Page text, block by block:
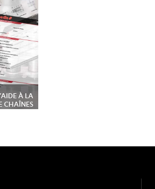
À LA
CHAÎNES